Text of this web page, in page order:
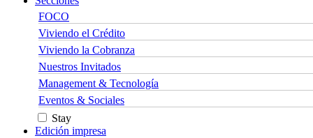
FOCO
Viviendo el Crédito
Viviendo la Cobranza
Nuestros Invitados
Management & Tecnología
Eventos & Sociales
Stay
Edición impresa